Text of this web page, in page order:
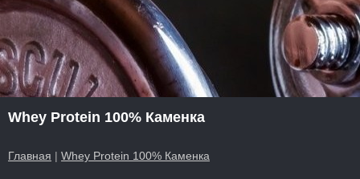
Whey Protein 100% Каменка
Главная | Whey Protein 100% Каменка